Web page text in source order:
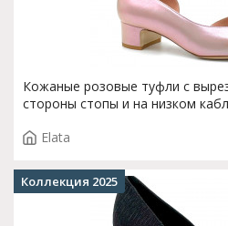
Кожаные розовые туфли с
стороны стопы и на низком
Elata
Коллекция 2025